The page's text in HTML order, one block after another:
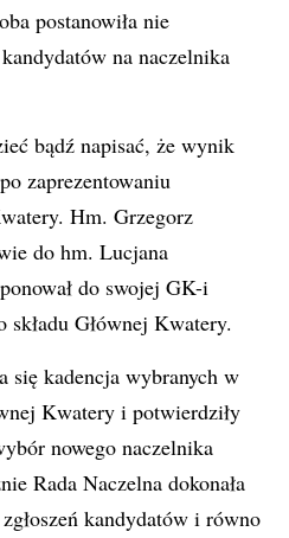
postanowiła nie
na naczelnika
bądź napisać, że wynik
zaprezentowaniu
Hm. Grzegorz
do hm. Lucjana
do swojej GK-i
składu Głównej Kwatery.
się kadencja wybranych w
Kwatery i potwierdziły
nowego naczelnika
Rada Naczelna dokonała
kandydatów i równo